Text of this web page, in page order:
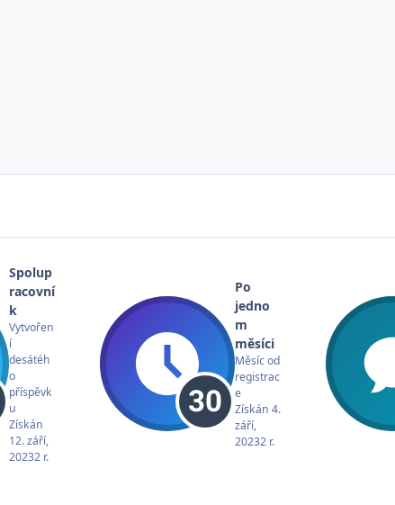
Spolup
racovní
k
Vytvořen
í
desátéh
o
příspěvk
u
Získán
12. září,
20232 r.
Po
jedno
m
měsíci
Měsíc od
registrac
e
Získán 4.
září,
20232 r.